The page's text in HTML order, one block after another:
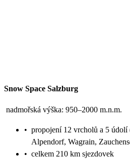
Snow Space Salzburg
nadmořská výška: 950–2000 m.n.m.
• propojení 12 vrcholů a 5 údolí
Alpendorf, Wagrain,
• celkem 210 km sjezdovek